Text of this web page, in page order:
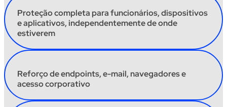
Proteção completa para funcionários, dispositivos
e aplicativos, independentemente de onde
estiverem
Reforço deendpoints, e-mail, navegadores e
acesso corporativo